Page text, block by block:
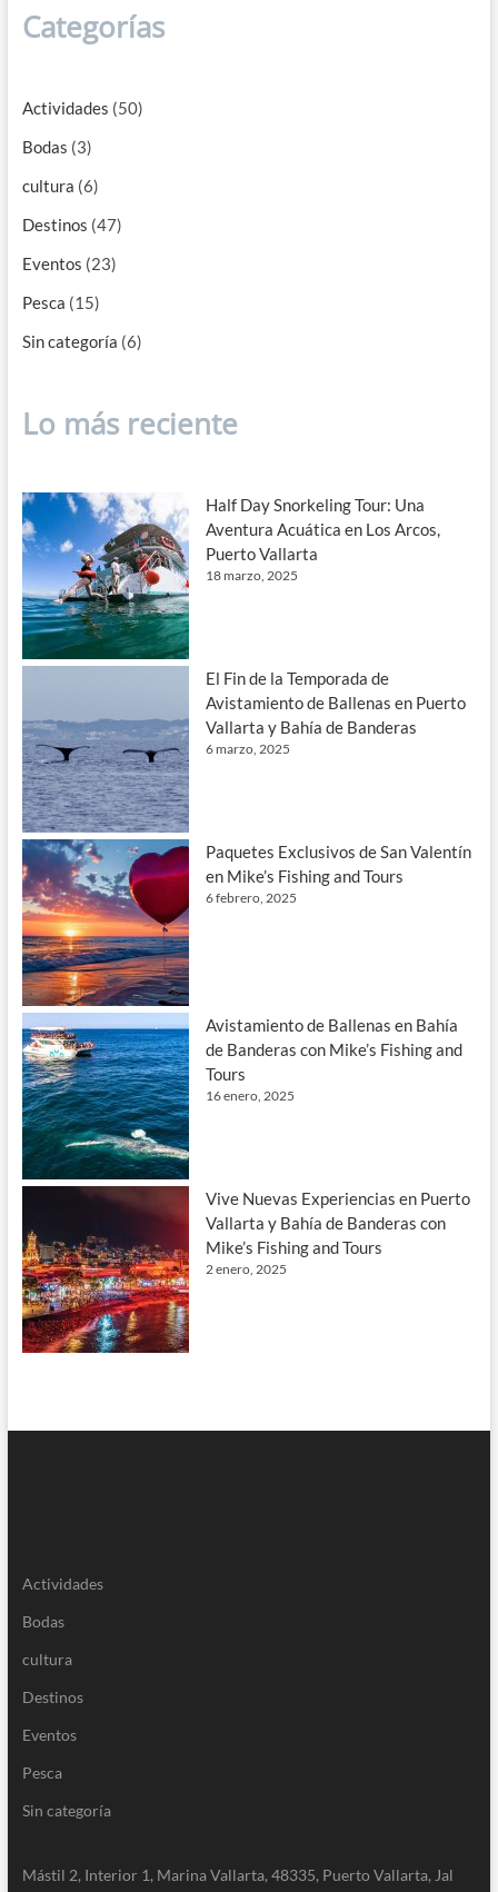
Categorías
Actividades (50)
Bodas (3)
cultura (6)
Destinos (47)
Eventos (23)
Pesca (15)
Sin categoría (6)
Lo más reciente
Half Day Snorkeling Tour: Una
Aventura Acuática en Los Arcos,
Puerto Vallarta
18 marzo, 2025
El Fin de la Temporada de
Avistamiento de Ballenas en Puerto
Vallarta y Bahía de Banderas
6 marzo, 2025
Paquetes Exclusivos de San Valentín
en Mike’s Fishing and Tours
6 febrero, 2025
Avistamiento de Ballenas en Bahía
de Banderas con Mike’s Fishing and
Tours
16 enero, 2025
Vive Nuevas Experiencias en Puerto
Vallarta y Bahía de Banderas con
Mike’s Fishing and Tours
2 enero, 2025
Bodas
cultura
Destinos
Eventos
Pesca
Sin categoría
322 221 1979